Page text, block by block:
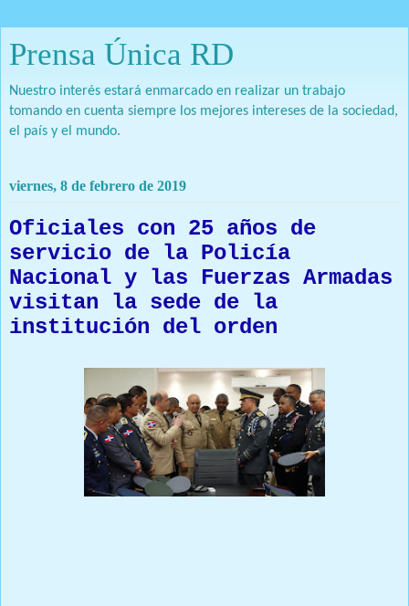
Prensa Única RD
Nuestro interés estará enmarcado en realizar un trabajo
tomando en cuenta siempre los mejores intereses de la sociedad,
el país y el mundo.
viernes, 8 de febrero de 2019
Oficiales con 25 años de
servicio de la Policía
Nacional y las Fuerzas Armadas
visitan la sede de la
institución del orden